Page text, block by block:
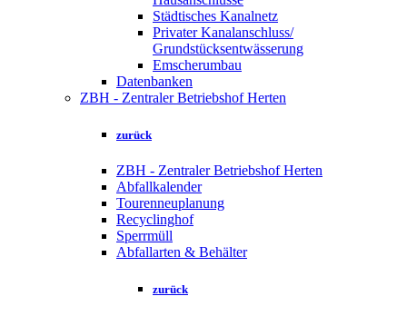
Städtisches Kanalnetz
Privater Kanalanschluss/
Grundstücksentwässerung
Emscherumbau
Datenbanken
ZBH - Zentraler Betriebshof Herten
zurück
ZBH - Zentraler Betriebshof Herten
Abfallkalender
Tourenneuplanung
Recyclinghof
Sperrmüll
Abfallarten & Behälter
zurück